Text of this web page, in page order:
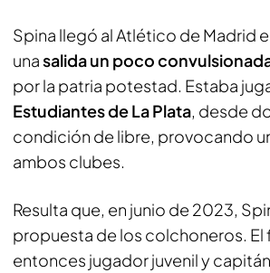
Spina llegó al Atlético de Madrid
unasalida un poco
por la patria potestad. Estaba
Estudiantes de La Plata, desde
condición de libre, provocando
ambos clubes.
Resulta que, en junio de 2023,
propuesta de los colchoneros.
entonces jugador juvenil y